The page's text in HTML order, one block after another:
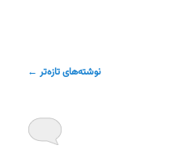
نوشته‌های تازه‌تر ←